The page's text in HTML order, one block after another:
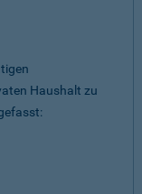
Haushalt zu